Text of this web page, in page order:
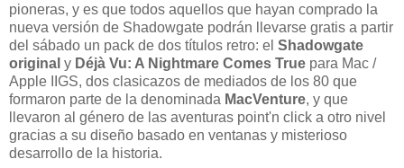
pioneras, y es que todos aquellos que hayan comprado la
nueva versión de Shadowgate podrán llevarse gratis a partir
del sábado un pack de dos títulos retro: el Shadowgate
original y Déjà Vu: A Nightmare Comes True para Mac /
Apple IIGS, dos clasicazos de mediados de los 80 que
formaron parte de la denominada MacVenture, y que
llevaron al género de las aventuras point'n click a otro nivel
gracias a su diseño basado en ventanas y misterioso
desarrollo de la historia.